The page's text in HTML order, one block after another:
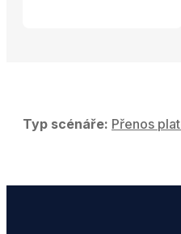
Typ scénáře: Přenos